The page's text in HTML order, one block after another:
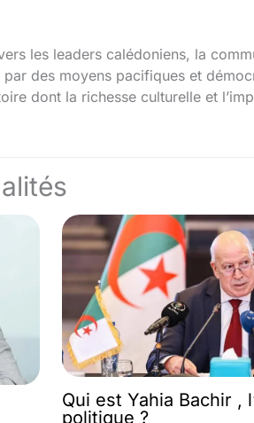
les leaders calédoniens, la
des moyens pacifiques et
dont la richesse culturelle et
Qui est Yahia Bachir ,
politique ?